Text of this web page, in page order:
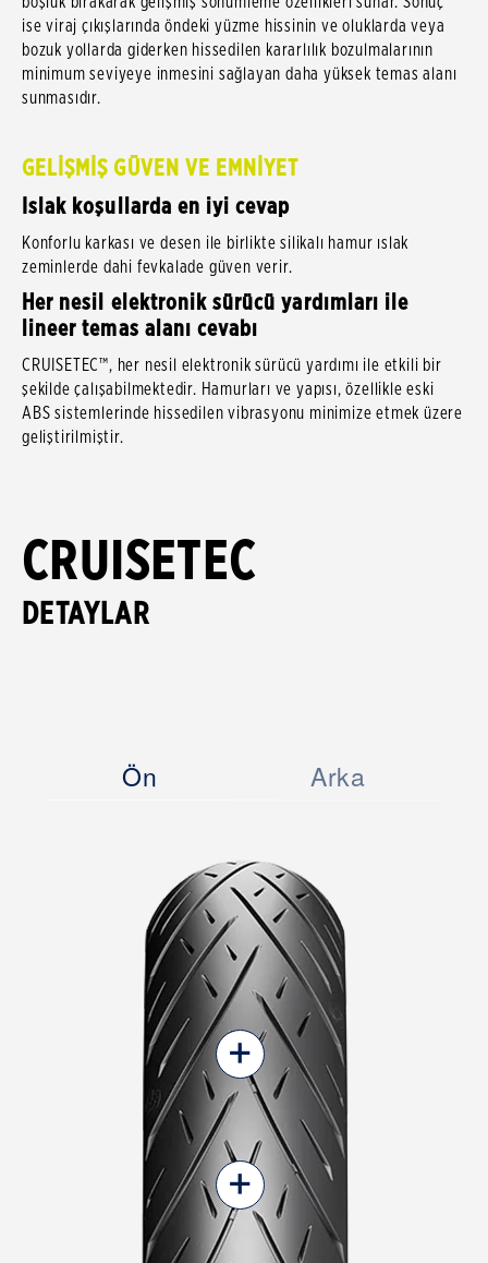
ise viraj çıkışlarında öndeki yüzme hissinin ve oluklarda veya
bozuk yollarda giderken hissedilen kararlılık bozulmalarının
minimum seviyeye inmesini sağlayan daha yüksek temas alanı
sunmasıdır.
GELİŞMİŞ GÜVEN VE EMNİYET
Islak koşullarda en iyi cevap
Konforlu karkası ve desen ile birlikte silikalı hamur ıslak
zeminlerde dahi fevkalade güven verir.
Her nesil elektronik sürücü yardımları ile
lineer temas alanı cevabı
CRUISETEC™, her nesil elektronik sürücü yardımı ile etkili bir
şekilde çalışabilmektedir. Hamurları ve yapısı, özellikle eski
ABS sistemlerinde hissedilen vibrasyonu minimize etmek üzere
geliştirilmiştir.
CRUISETEC
DETAYLAR
Ön Arka
+
+